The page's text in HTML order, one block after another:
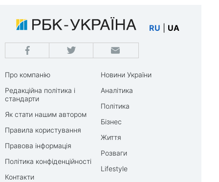
RU UA
Про компанію
Редакційна політика і
стандарти
Як стати нашим автором
Правила користування
Правова інформація
Політика конфіденційності
Контакти
Новини України
Аналітика
Політика
Бізнес
Життя
Розваги
Lifestyle